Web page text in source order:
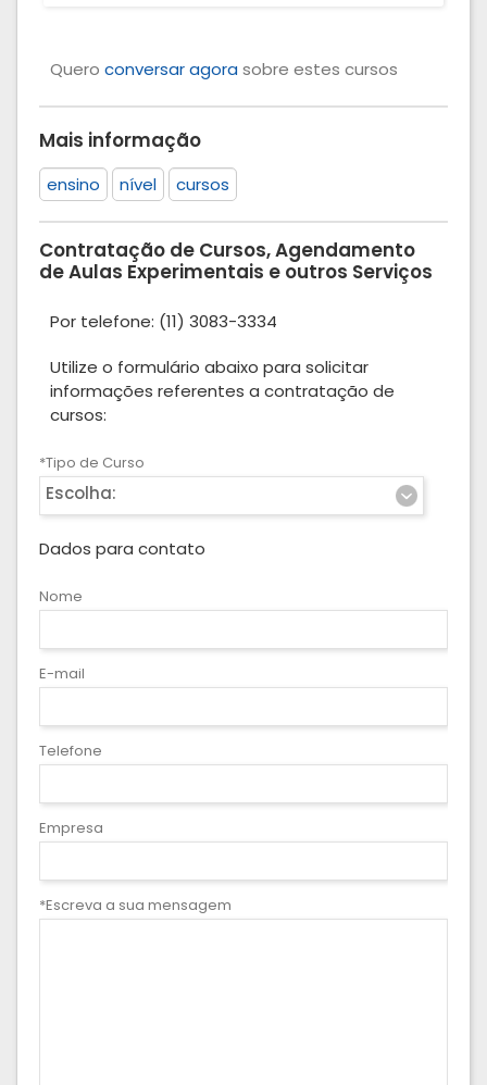
Quero conversar agora sobre estes cursos
Mais informação
ensino nível cursos
Contratação de Cursos, Agendamento
de Aulas Experimentais e outros Serviços
Por telefone: (11) 3083-3334
Utilize o formulário abaixo para solicitar
informações referentes a contratação de
cursos:
*Tipo de Curso
Escolha:
Dados para contato
Nome
E-mail
Telefone
Empresa
*Escreva a sua mensagem